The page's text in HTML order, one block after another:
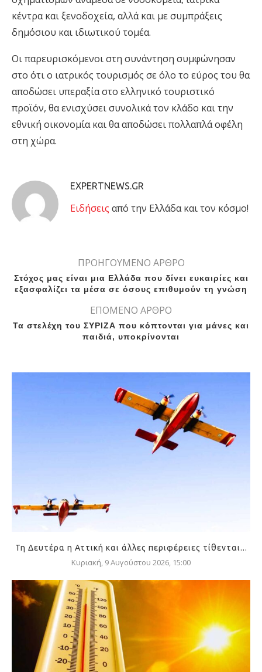
κέντρα και ξενοδοχεία, αλλά και με συμπράξεις
δημόσιου και ιδιωτικού τομέα.
Οι παρευρισκόμενοι στη συνάντηση συμφώνησαν
στο ότι ο ιατρικός τουρισμός σε όλο το εύρος του θα
αποδώσει υπεραξία στο ελληνικό τουριστικό
προϊόν, θα ενισχύσει συνολικά τον κλάδο και την
εθνική οικονομία και θα αποδώσει πολλαπλά οφέλη
στη χώρα.
EXPERTNEWS.GR
Eιδήσεις από την Ελλάδα και τον κόσμο!
ΠΡΟΗΓΟΥΜΕΝΟ ΑΡΘΡΟ
Στόχος μας είναι μια Ελλάδα που δίνει ευκαιρίες και
εξασφαλίζει τα μέσα σε όσους επιθυμούν τη γνώση
ΕΠΟΜΕΝΟ ΑΡΘΡΟ
Τα στελέχη του ΣΥΡΙΖΑ που κόπτονται για μάνες και
παιδιά, υποκρίνονται
Τη Δευτέρα η Αττική και άλλες περιφέρειες τίθενται...
Κυριακή, 9 Αυγούστου 2026, 15:00